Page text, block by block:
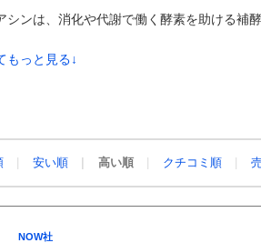
シンは、消化や代謝で働く酵素を助ける補
もっと見る↓
安い順 高い順 クチコミ順
NOW社